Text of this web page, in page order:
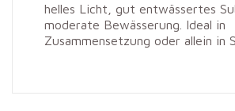
helles Licht, gut entwässertes
moderate Bewässerung. Ideal in
Zusammensetzung oder allein in